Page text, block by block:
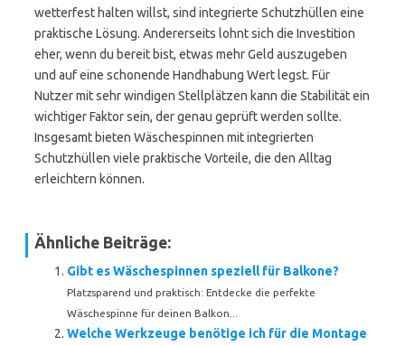
wetterfest halten willst, sind integrierte Schutzhüllen eine
praktische Lösung. Andererseits lohnt sich die Investition
eher, wenn du bereit bist, etwas mehr Geld auszugeben
und auf eine schonende Handhabung Wert legst. Für
Nutzer mit sehr windigen Stellplätzen kann die Stabilität ein
wichtiger Faktor sein, der genau geprüft werden sollte.
Insgesamt bieten Wäschespinnen mit integrierten
Schutzhüllen viele praktische Vorteile, die den Alltag
erleichtern können.
Ähnliche Beiträge:
Gibt es Wäschespinnen speziell für Balkone?
Platzsparend und praktisch: Entdecke die perfekte
Wäschespinne für deinen Balkon...
Welche Werkzeuge benötige ich für die Montage